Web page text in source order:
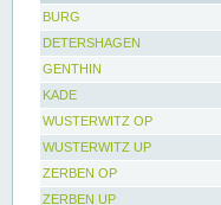
BURG
DETERSHAGEN
GENTHIN
KADE
WUSTERWITZ OP
WUSTERWITZ UP
ZERBEN OP
ZERBEN UP